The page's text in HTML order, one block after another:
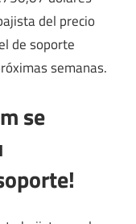
del precio
de soporte
semanas.
se